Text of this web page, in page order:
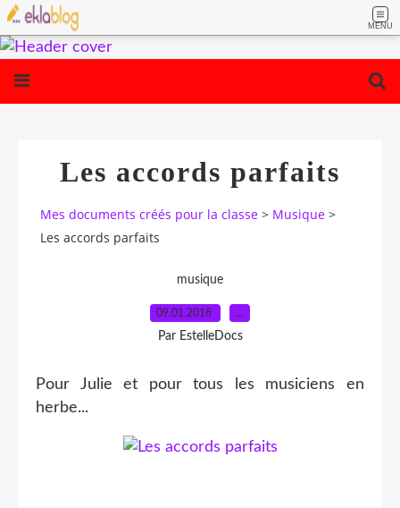
MENU
Les accords parfaits
Mes documents créés pour la classe > Musique >
Les accords parfaits
musique
09.01.2018 …
Par EstelleDocs
Pour Julie et pour tous les musiciens en
herbe...